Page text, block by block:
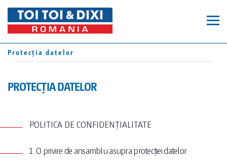
TOALETE MOBILE
TOALETE ECOLOGICE MOBILE
TOI® CAP
CONTAINERE
CONTAINER OFFICE
CONTAINER DEPOZITARE
GARDURI MOBILE
GARDURI SIGURANȚĂ
GARDURI JANDARMERIE
SERVICII
Protecția datelor
PROTECȚIA DATELOR
POLITICA DE CONFIDENȚIALITATE
1. O privire de ansamblu asupra protecției datelor